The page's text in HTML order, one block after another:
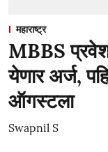
महाराष्ट्र
MBBS
येणार अर्ज,
ऑगस्टला
Swapnil S